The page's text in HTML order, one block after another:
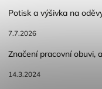
Potisk a výšivka na
7.7.2026
Značení pracovní obuvi,
14.3.2024